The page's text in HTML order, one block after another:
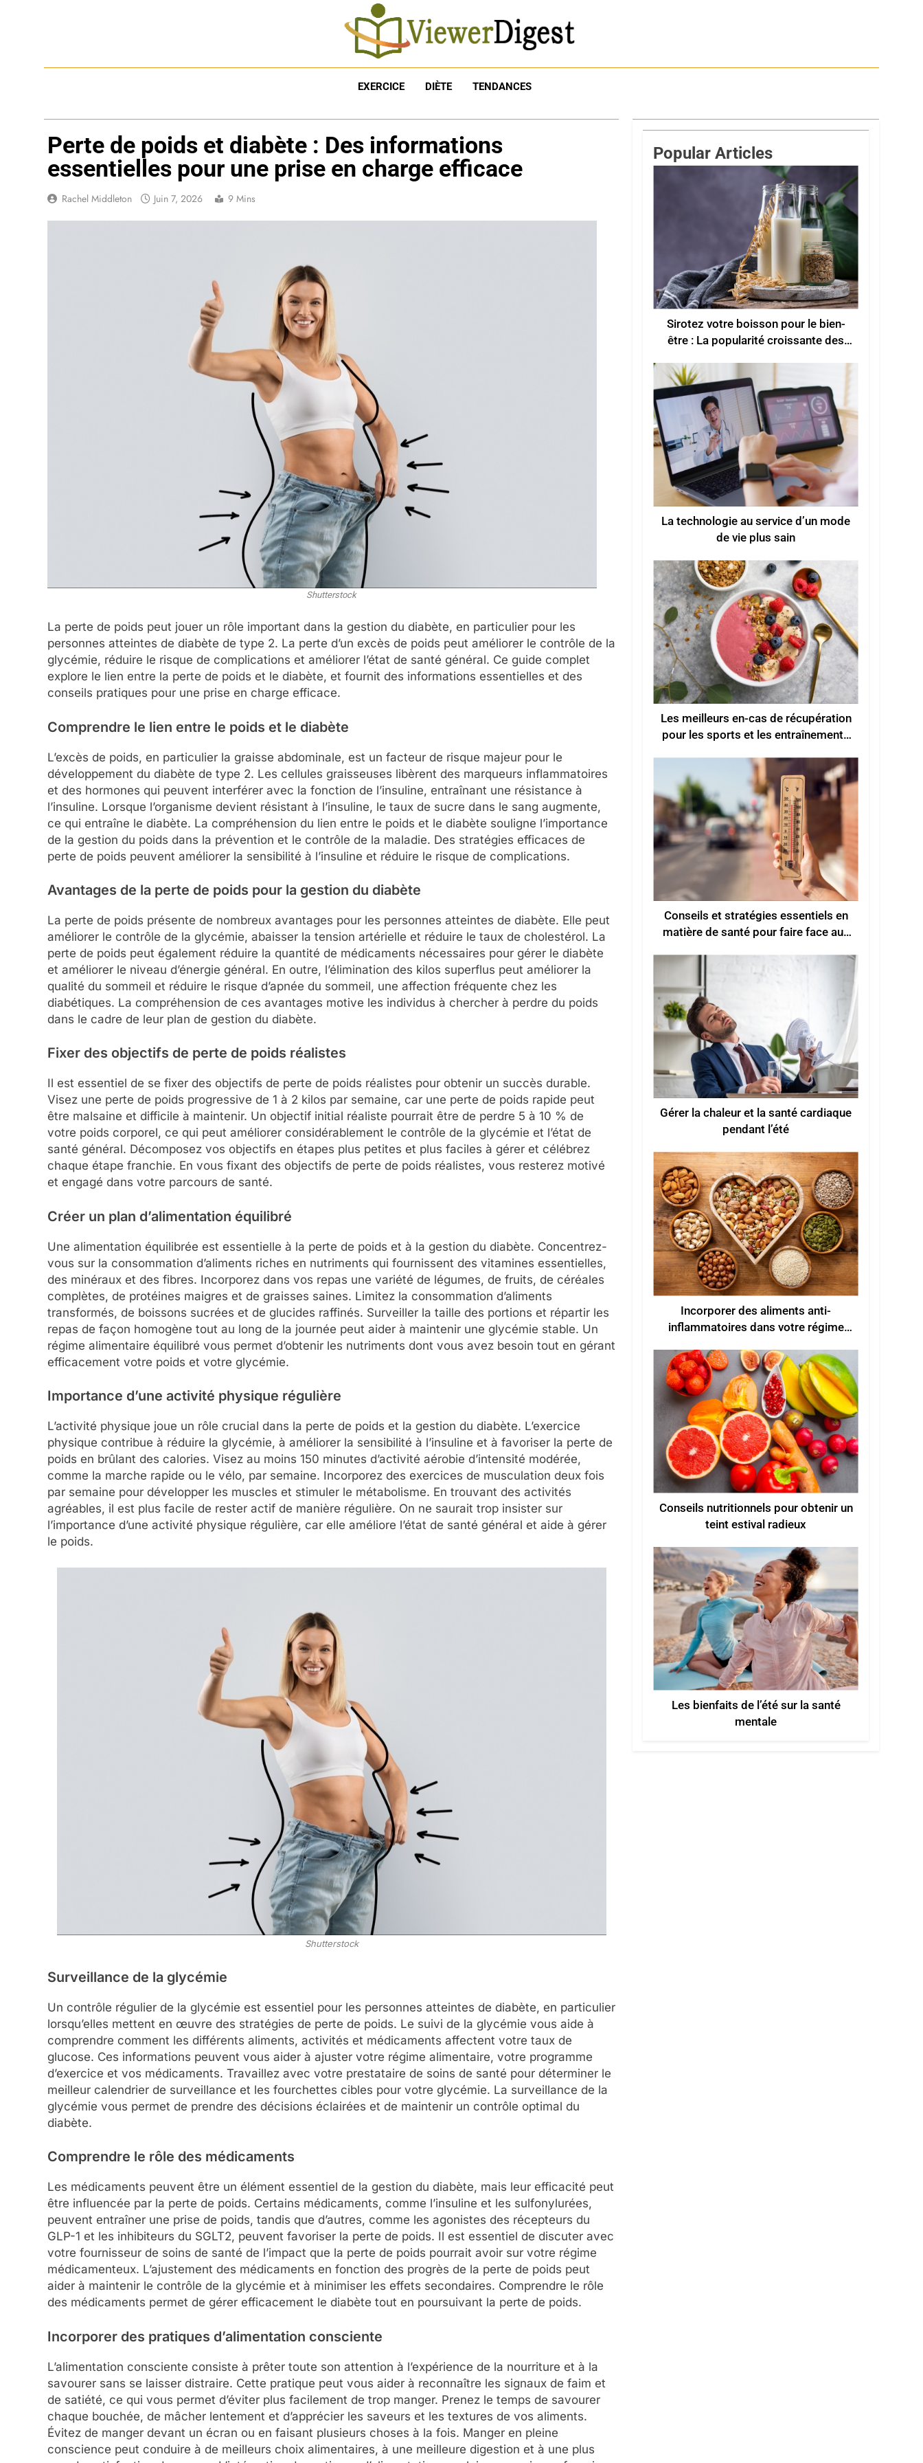
EXERCICE DIÈTE TENDANCES
Perte de poids et diabète : Des informations
essentielles pour une prise en charge efficace
Rachel Middleton Juin 7, 2026 9 Mins
Shutterstock
La perte de poids peut jouer un rôle important dans la gestion du diabète, en particulier pour les
personnes atteintes de diabète de type 2. La perte d’un excès de poids peut améliorer le contrôle de la
glycémie, réduire le risque de complications et améliorer l’état de santé général. Ce guide complet
explore le lien entre la perte de poids et le diabète, et fournit des informations essentielles et des
conseils pratiques pour une prise en charge efficace.
Comprendre le lien entre le poids et le diabète
L’excès de poids, en particulier la graisse abdominale, est un facteur de risque majeur pour le
développement du diabète de type 2. Les cellules graisseuses libèrent des marqueurs inflammatoires
et des hormones qui peuvent interférer avec la fonction de l’insuline, entraînant une résistance à
l’insuline. Lorsque l’organisme devient résistant à l’insuline, le taux de sucre dans le sang augmente,
ce qui entraîne le diabète. La compréhension du lien entre le poids et le diabète souligne l’importance
de la gestion du poids dans la prévention et le contrôle de la maladie. Des stratégies efficaces de
perte de poids peuvent améliorer la sensibilité à l’insuline et réduire le risque de complications.
Avantages de la perte de poids pour la gestion du diabète
La perte de poids présente de nombreux avantages pour les personnes atteintes de diabète. Elle peut
améliorer le contrôle de la glycémie, abaisser la tension artérielle et réduire le taux de cholestérol. La
perte de poids peut également réduire la quantité de médicaments nécessaires pour gérer le diabète
et améliorer le niveau d’énergie général. En outre, l’élimination des kilos superflus peut améliorer la
qualité du sommeil et réduire le risque d’apnée du sommeil, une affection fréquente chez les
diabétiques. La compréhension de ces avantages motive les individus à chercher à perdre du poids
dans le cadre de leur plan de gestion du diabète.
Fixer des objectifs de perte de poids réalistes
Il est essentiel de se fixer des objectifs de perte de poids réalistes pour obtenir un succès durable.
Visez une perte de poids progressive de 1 à 2 kilos par semaine, car une perte de poids rapide peut
être malsaine et difficile à maintenir. Un objectif initial réaliste pourrait être de perdre 5 à 10 % de
votre poids corporel, ce qui peut améliorer considérablement le contrôle de la glycémie et l’état de
santé général. Décomposez vos objectifs en étapes plus petites et plus faciles à gérer et célébrez
chaque étape franchie. En vous fixant des objectifs de perte de poids réalistes, vous resterez motivé
et engagé dans votre parcours de santé.
Créer un plan d’alimentation équilibré
Une alimentation équilibrée est essentielle à la perte de poids et à la gestion du diabète. Concentrez-
vous sur la consommation d’aliments riches en nutriments qui fournissent des vitamines essentielles,
des minéraux et des fibres. Incorporez dans vos repas une variété de légumes, de fruits, de céréales
complètes, de protéines maigres et de graisses saines. Limitez la consommation d’aliments
transformés, de boissons sucrées et de glucides raffinés. Surveiller la taille des portions et répartir les
repas de façon homogène tout au long de la journée peut aider à maintenir une glycémie stable. Un
régime alimentaire équilibré vous permet d’obtenir les nutriments dont vous avez besoin tout en gérant
efficacement votre poids et votre glycémie.
Importance d’une activité physique régulière
L’activité physique joue un rôle crucial dans la perte de poids et la gestion du diabète. L’exercice
physique contribue à réduire la glycémie, à améliorer la sensibilité à l’insuline et à favoriser la perte de
poids en brûlant des calories. Visez au moins 150 minutes d’activité aérobie d’intensité modérée,
comme la marche rapide ou le vélo, par semaine. Incorporez des exercices de musculation deux fois
par semaine pour développer les muscles et stimuler le métabolisme. En trouvant des activités
agréables, il est plus facile de rester actif de manière régulière. On ne saurait trop insister sur
l’importance d’une activité physique régulière, car elle améliore l’état de santé général et aide à gérer
le poids.
Shutterstock
Surveillance de la glycémie
Un contrôle régulier de la glycémie est essentiel pour les personnes atteintes de diabète, en particulier
lorsqu’elles mettent en œuvre des stratégies de perte de poids. Le suivi de la glycémie vous aide à
comprendre comment les différents aliments, activités et médicaments affectent votre taux de
glucose. Ces informations peuvent vous aider à ajuster votre régime alimentaire, votre programme
d’exercice et vos médicaments. Travaillez avec votre prestataire de soins de santé pour déterminer le
meilleur calendrier de surveillance et les fourchettes cibles pour votre glycémie. La surveillance de la
glycémie vous permet de prendre des décisions éclairées et de maintenir un contrôle optimal du
diabète.
Comprendre le rôle des médicaments
Les médicaments peuvent être un élément essentiel de la gestion du diabète, mais leur efficacité peut
être influencée par la perte de poids. Certains médicaments, comme l’insuline et les sulfonylurées,
peuvent entraîner une prise de poids, tandis que d’autres, comme les agonistes des récepteurs du
GLP-1 et les inhibiteurs du SGLT2, peuvent favoriser la perte de poids. Il est essentiel de discuter avec
votre fournisseur de soins de santé de l’impact que la perte de poids pourrait avoir sur votre régime
médicamenteux. L’ajustement des médicaments en fonction des progrès de la perte de poids peut
aider à maintenir le contrôle de la glycémie et à minimiser les effets secondaires. Comprendre le rôle
des médicaments permet de gérer efficacement le diabète tout en poursuivant la perte de poids.
Incorporer des pratiques d’alimentation consciente
L’alimentation consciente consiste à prêter toute son attention à l’expérience de la nourriture et à la
savourer sans se laisser distraire. Cette pratique peut vous aider à reconnaître les signaux de faim et
de satiété, ce qui vous permet d’éviter plus facilement de trop manger. Prenez le temps de savourer
chaque bouchée, de mâcher lentement et d’apprécier les saveurs et les textures de vos aliments.
Évitez de manger devant un écran ou en faisant plusieurs choses à la fois. Manger en pleine
conscience peut conduire à de meilleurs choix alimentaires, à une meilleure digestion et à une plus
Popular Articles
Sirotez votre boisson pour le bien-
être : La popularité croissante des
La technologie au service d’un mode
de vie plus sain
Les meilleurs en-cas de récupération
pour les sports et les entraînements
Conseils et stratégies essentiels en
matière de santé pour faire face aux
Gérer la chaleur et la santé cardiaque
pendant l’été
Incorporer des aliments anti-
inflammatoires dans votre régime
Conseils nutritionnels pour obtenir un
teint estival radieux
Les bienfaits de l’été sur la santé
mentale